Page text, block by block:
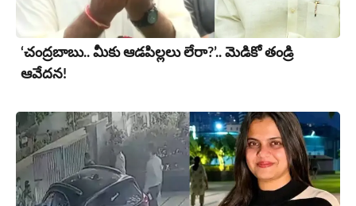
‘చంద్రబాబు.. మీకు ఆడపిల్లలు లేరా?’.. మెడికో తండ్రి
ఆవేదన!